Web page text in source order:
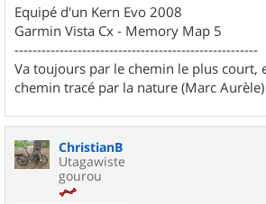
Equipé d'un Kern Evo 2008
Garmin Vista Cx - Memory Map 5
------------------------------------------------------
Va toujours par le chemin le plus court,
chemin tracé par la nature (Marc Aurèle)
ChristianB
Utagawiste
gourou